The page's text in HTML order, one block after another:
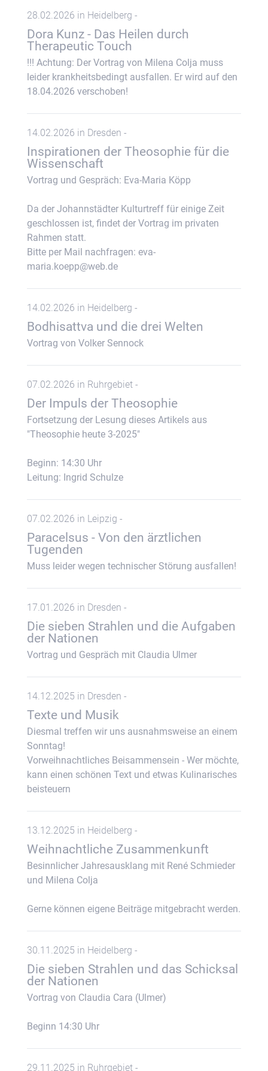
28.02.2026 in Heidelberg -
Dora Kunz - Das Heilen durch
Therapeutic Touch
!!! Achtung: Der Vortrag von Milena Colja muss
leider krankheitsbedingt ausfallen. Er wird auf den
18.04.2026 verschoben!
14.02.2026 in Dresden -
Inspirationen der Theosophie für die
Wissenschaft
Vortrag und Gespräch: Eva-Maria Köpp
Da der Johannstädter Kulturtreff für einige Zeit
geschlossen ist, findet der Vortrag im privaten
Rahmen statt.
Bitte per Mail nachfragen: eva-
maria.koepp@web.de
14.02.2026 in Heidelberg -
Bodhisattva und die drei Welten
Vortrag von Volker Sennock
07.02.2026 in Ruhrgebiet -
Der Impuls der Theosophie
Fortsetzung der Lesung dieses Artikels aus
"Theosophie heute 3-2025"
Beginn: 14:30 Uhr
Leitung: Ingrid Schulze
07.02.2026 in Leipzig -
Paracelsus - Von den ärztlichen
Tugenden
Muss leider wegen technischer Störung ausfallen!
17.01.2026 in Dresden -
Die sieben Strahlen und die Aufgaben
der Nationen
Vortrag und Gespräch mit Claudia Ulmer
14.12.2025 in Dresden -
Texte und Musik
Diesmal treffen wir uns ausnahmsweise an einem
Sonntag!
Vorweihnachtliches Beisammensein - Wer möchte,
kann einen schönen Text und etwas Kulinarisches
beisteuern
13.12.2025 in Heidelberg -
Weihnachtliche Zusammenkunft
Besinnlicher Jahresausklang mit René Schmieder
und Milena Colja
Gerne können eigene Beiträge mitgebracht werden.
30.11.2025 in Heidelberg -
Die sieben Strahlen und das Schicksal
der Nationen
Vortrag von Claudia Cara (Ulmer)
Beginn 14:30 Uhr
29.11.2025 in Ruhrgebiet -